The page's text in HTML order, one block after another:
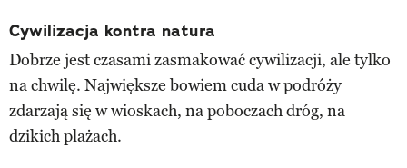
Cywilizacja kontra natura
Dobrze jest czasami zasmakować cywilizacji, ale tylko
na chwilę. Największe bowiem cuda w podróży
zdarzają się w wioskach, na poboczach dróg, na
dzikich plażach.